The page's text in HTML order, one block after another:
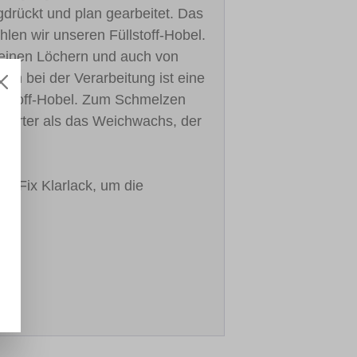
und plan gearbeitet. Das
wir unseren Füllstoff-Hobel.
Löchern und auch von
bei der Verarbeitung ist eine
Hobel. Zum Schmelzen
als das Weichwachs, der
Fix Klarlack, um die